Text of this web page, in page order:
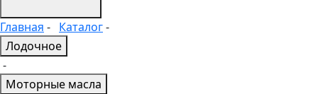
Главная - Каталог-
Лодочное
-
Моторные масла